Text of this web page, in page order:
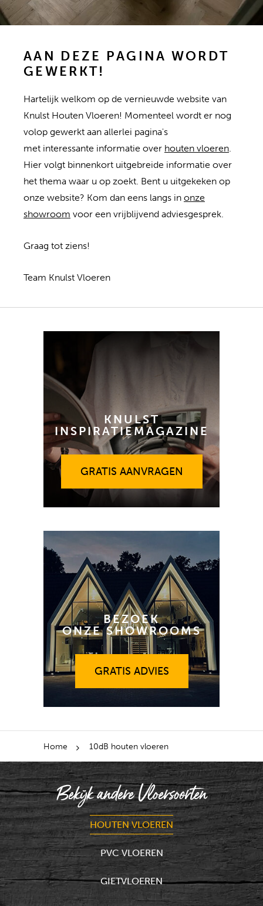
AAN DEZE PAGINA WORDT
GEWERKT!
Hartelijk welkom op de vernieuwde website van
Knulst Houten Vloeren! Momenteel wordt er nog
volop gewerkt aan allerlei pagina's
met interessante informatie over houten vloeren.
Hier volgt binnenkort uitgebreide informatie over
het thema waar u op zoekt. Bent u uitgekeken op
onze website? Kom dan eens langs in onze
showroom voor een vrijblijvend adviesgesprek.
Graag tot ziens!
Team Knulst Vloeren
KNULST
INSPIRATIEMAGAZINE
GRATIS AANVRAGEN
GRATIS AANVRAGEN
BEZOEK
ONZE SHOWROOMS
GRATIS ADVIES
GRATIS ADVIES
Home 10dB houten vloeren
Bekijk andere Vloersoorten
HOUTEN VLOEREN
PVC VLOEREN
GIETVLOEREN